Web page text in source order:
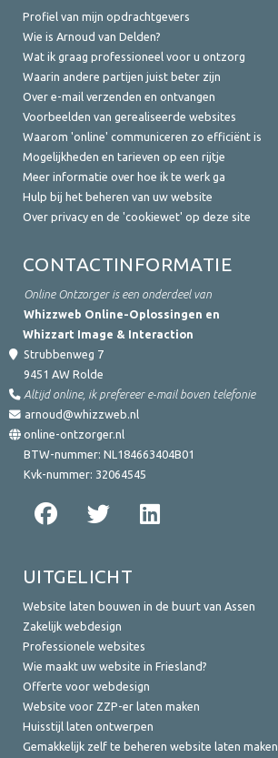
Profiel van mijn opdrachtgevers
Wie is Arnoud van Delden?
Wat ik graag professioneel voor u ontzorg
Waarin andere partijen juist beter zijn
Over e-mail verzenden en ontvangen
Voorbeelden van gerealiseerde websites
Waarom 'online' communiceren zo efficiënt is
Mogelijkheden en tarieven op een rijtje
Meer informatie over hoe ik te werk ga
Hulp bij het beheren van uw website
Over privacy en de 'cookiewet' op deze site
CONTACTINFORMATIE
Online Ontzorger is een onderdeel van
Whizzweb Online-Oplossingen en
Whizzart Image & Interaction
Strubbenweg 7
9451 AW Rolde
Altijd online, ik prefereer e-mail boven telefonie
arnoud@whizzweb.nl
online-ontzorger.nl
BTW-nummer: NL184663404B01
Kvk-nummer: 32064545
UITGELICHT
Website laten bouwen in de buurt van Assen
Zakelijk webdesign
Professionele websites
Wie maakt uw website in Friesland?
Offerte voor webdesign
Website voor ZZP-er laten maken
Huisstijl laten ontwerpen
Gemakkelijk zelf te beheren website laten maken